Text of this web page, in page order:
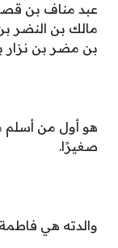
عبد مناف بن
مالك بن النضر
بن مضر بن نزار
هو أول من أسلم
صغيرًا.
والدته هي